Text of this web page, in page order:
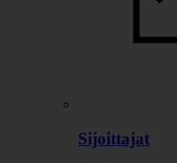
Sijoittajat